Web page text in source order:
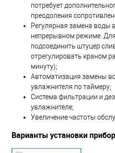
потребует
преодоления
Регулярная замена воды
непрерывном режиме. Для
подсоединить штуцер
отрегулировать краном
минуту);
Автоматизация замены
увлажнителя по таймеру;
Система фильтрации и
увлажнителе;
Увеличение частоты
Варианты установки